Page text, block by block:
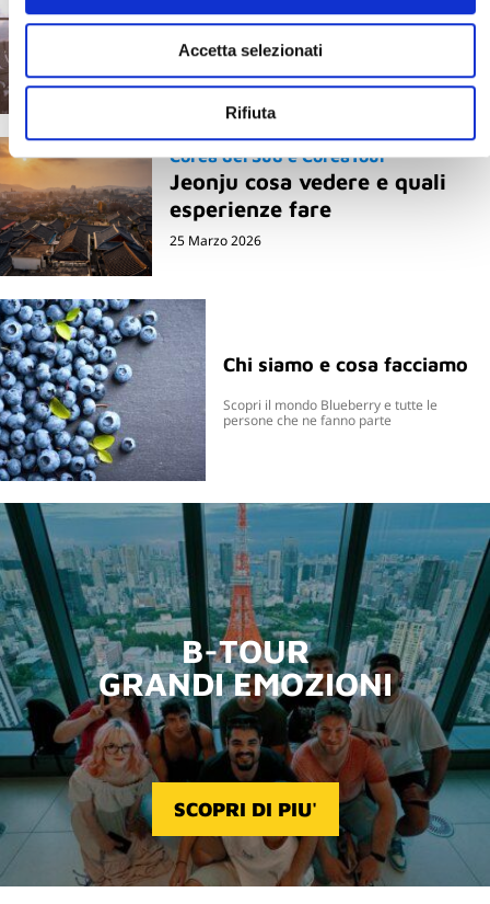
Accetta selezionati
Rifiuta
quando parti con un Tour
Operator
20 Maggio 2026
Corea del Sud e CoreaTour
Jeonju cosa vedere e quali
esperienze fare
25 Marzo 2026
Chi siamo e cosa facciamo
Scopri il mondo Blueberry e tutte le
persone che ne fanno parte
B-TOUR
GRANDI EMOZIONI
SCOPRI DI PIU'